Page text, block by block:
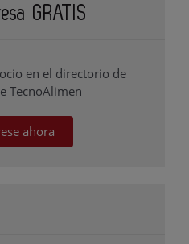
GRATIS
en el directorio de
TecnoAlimen
ahora